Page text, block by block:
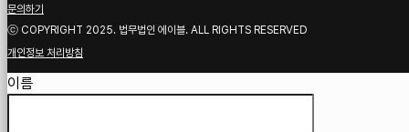
문의하기
ⓒ COPYRIGHT 2025. 법무법인 에이블. ALL RIGHTS RESERVED
개인정보 처리방침
이름
Guardian